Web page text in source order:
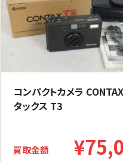
コンパクトカメラ
タックス T3
買取金額